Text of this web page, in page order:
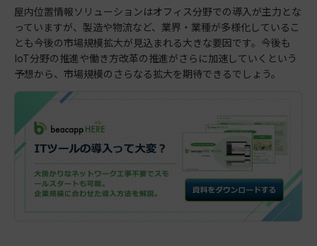
屋内位置情報ソリューションはオフィス分野での導入が主力とな
っていますが、製造や物流など、業界・業種が多様化しているこ
とも今後の市場規模拡大が見込まれる大きな要因です。今後も
IoT分野の推進や働き方改革の推進がさらに加速していくという
予想から、市場規模のさらなる拡大を期待できるでしょう。